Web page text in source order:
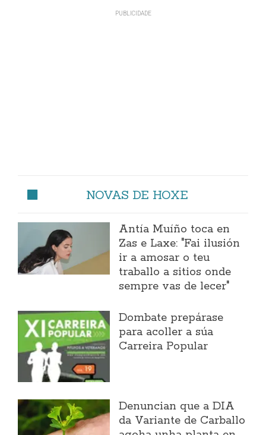
NOVAS DE HOXE
Antía Muíño toca en
Zas e Laxe: "Fai ilusión
ir a amosar o teu
traballo a sitios onde
sempre vas de lecer"
Dombate prepárase
para acoller a súa
Carreira Popular
Denuncian que a DIA
da Variante de Carballo